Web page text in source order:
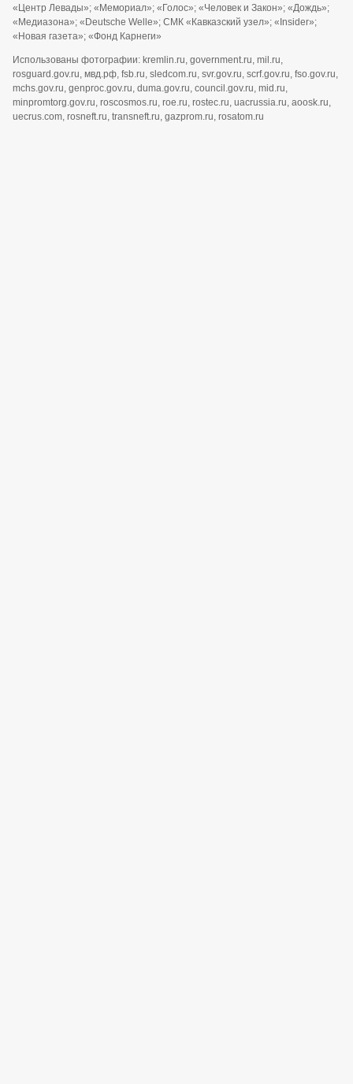
«Центр Левады»; «Мемориал»; «Голос»; «Человек и Закон»; «Дождь»;
«Медиазона»; «Deutsche Welle»; СМК «Кавказский узел»; «Insider»;
«Новая газета»; «Фонд Карнеги»
Использованы фотографии: kremlin.ru, government.ru, mil.ru,
rosguard.gov.ru, мвд.рф, fsb.ru, sledcom.ru, svr.gov.ru, scrf.gov.ru, fso.gov.ru,
mchs.gov.ru, genproc.gov.ru, duma.gov.ru, council.gov.ru, mid.ru,
minpromtorg.gov.ru, roscosmos.ru, roe.ru, rostec.ru, uacrussia.ru, aoosk.ru,
uecrus.com, rosneft.ru, transneft.ru, gazprom.ru, rosatom.ru